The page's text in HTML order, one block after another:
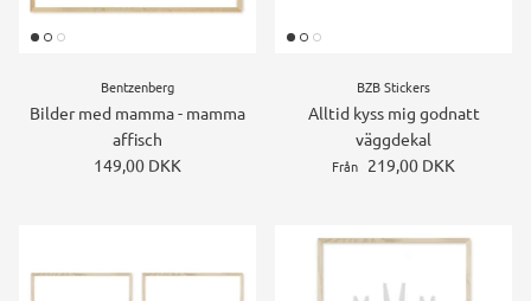
Bentzenberg
Bilder med mamma - mamma
affisch
149,00 DKK
BZB Stickers
Alltid kyss mig godnatt
väggdekal
Från 219,00 DKK